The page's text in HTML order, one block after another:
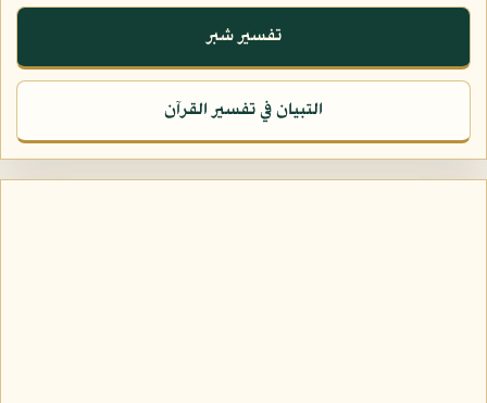
تفسير شبر
التبيان في تفسير القرآن